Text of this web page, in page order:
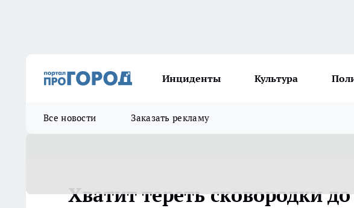
Инциденты Культура
Все новости Заказать рекламу
Хватит тереть сковородки